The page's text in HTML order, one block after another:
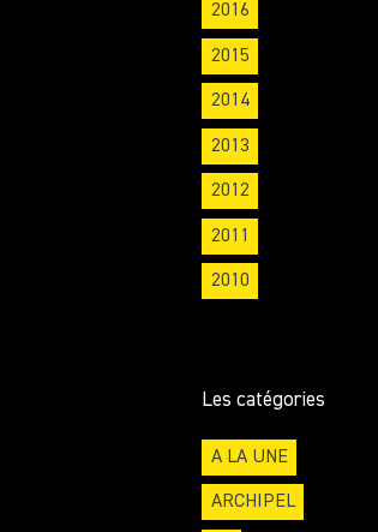
2016
2015
2014
2013
2012
2011
2010
Les catégories
A LA UNE
ARCHIPEL